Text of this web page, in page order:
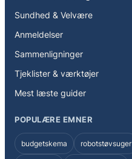
Sundhed & Velvære
Anmeldelser
Sammenligninger
Tjeklister & værktøjer
Mest læste guider
POPULÆRE EMNER
budgetskema robotstøvsuger